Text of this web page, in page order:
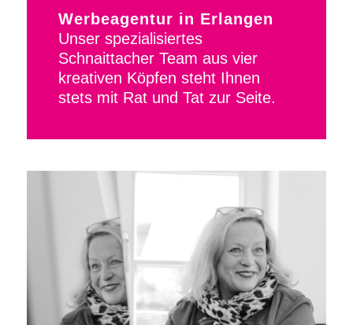
Werbeagentur in Erlangen
Unser spezialisiertes
Schnaittacher Team aus vier
kreativen Köpfen steht Ihnen
stets mit Rat und Tat zur Seite.